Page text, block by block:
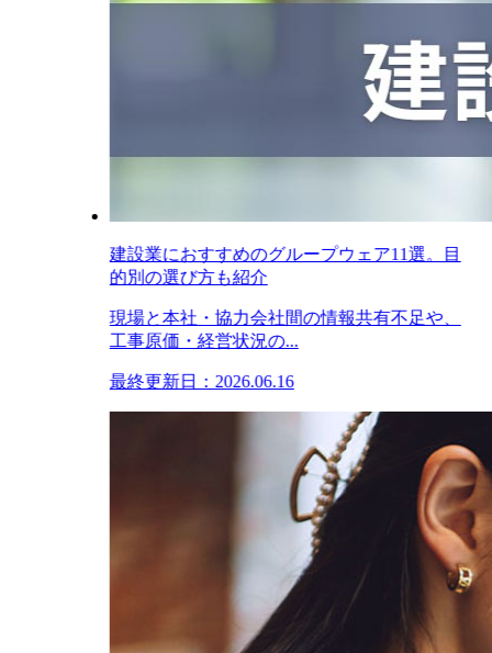
建設業におすすめのグループウェア11選。目
的別の選び方も紹介
現場と本社・協力会社間の情報共有不足や、
工事原価・経営状況の...
最終更新日：2026.06.16